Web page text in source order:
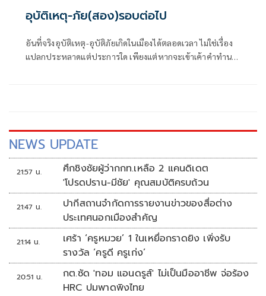
อุบัติเหตุ-ภัย(สอง)รอบต่อไป
อันที่จริงอุบัติเหตุ-อุบัติภัยเกิดในเมืองได้ตลอดเวลา ไม่ใช่เรื่อง
แปลกประหลาดแต่ประการใด เพียงแต่หากจะเข้าเค้าคำทำนาย
NEWS UPDATE
21:57 น.
ศึกชิงชัยผู้ว่ากกท.เหลือ 2 แคนดิเดต
'โปรดปราน-มีชัย' คุณสมบัติครบถ้วน
21:47 น.
ปากีสถานจำกัดการรายงานข่าวของสื่อต่าง
ประเทศนอกเมืองสำคัญ
21:14 น.
เศร้า ‘ครูหมวย’ 1 ในเหยื่อกราดยิง เพิ่งรับ
รางวัล ‘ครูดี ครูเก่ง’
20:51 น.
กต.ซัด 'ทอม แอนดรูส์' ไม่เป็นมืออาชีพ จ่อร้อง
HRC ปมพาดพิงไทย